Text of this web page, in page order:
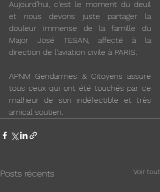
Aujourd’hui, c'est le moment du deuil
et nous devons juste partager la
douleur immense de la famille du
Major José TESAN, affecté à la
direction de l'aviation civile à PARIS.
APNM Gendarmes & Citoyens assure
tous ceux qui ont été touchés par ce
malheur de son indéfectible et très
amical soutien.
Posts récents Voir tout